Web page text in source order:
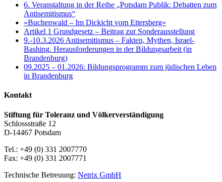
6. Veranstaltung in der Reihe „Potsdam Publik: Debatten zum
Antisemitismus“
»Buchenwald – Im Dickicht vom Ettersberg«
Artikel 1 Grundgesetz – Beitrag zur Sonderausstellung
9.-10.3.2026 Antisemitismus – Fakten, Mythen, Israel-
Bashing. Herausforderungen in der Bildungsarbeit (in
Brandenburg)
09.2025 – 01.2026: Bildungsprogramm zum jüdischen Leben
in Brandenburg
Kontakt
Stiftung für Toleranz und Völkerverständigung
Schlossstraße 12
D-14467 Potsdam
Tel.: +49 (0) 331 2007770
Fax: +49 (0) 331 2007771
Technische Betreuung: Netrix GmbH